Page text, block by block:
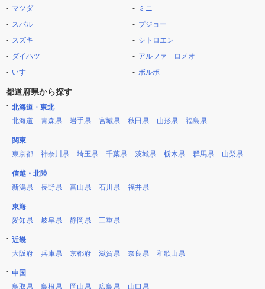
マツダ
スバル
スズキ
ダイハツ
いすゞ
ミニ
プジョー
シトロエン
アルファ ロメオ
ボルボ
都道府県から探す
北海道・東北
北海道
青森県 岩手県 宮城県 秋田県 山形県 福島県
関東
東京都
神奈川県 埼玉県 千葉県 茨城県 栃木県 群馬県 山梨県
信越・北陸
新潟県
長野県 富山県 石川県 福井県
東海
愛知県
岐阜県 静岡県 三重県
近畿
大阪府
兵庫県 京都府 滋賀県 奈良県 和歌山県
中国
鳥取県
島根県 岡山県 広島県 山口県